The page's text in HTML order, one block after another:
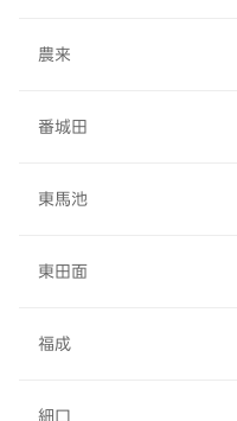
農来
番城田
東馬池
東田面
福成